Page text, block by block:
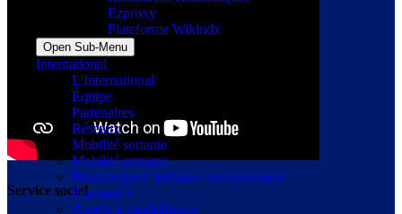
Ezproxy
Plateforme Wikindx
Open Sub-Menu
International
L'International
Équipe
Partenaires
Réseaux
Mobilité sortante
Mobilité entrante
Bourses pour étudiants internationaux
Erasmus +
Appels à candidatures
Service social